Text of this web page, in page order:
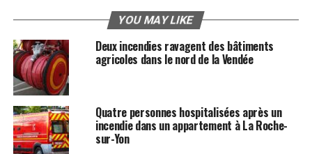
YOU MAY LIKE
Deux incendies ravagent des bâtiments
agricoles dans le nord de la Vendée
Quatre personnes hospitalisées après un
incendie dans un appartement à La Roche-
sur-Yon